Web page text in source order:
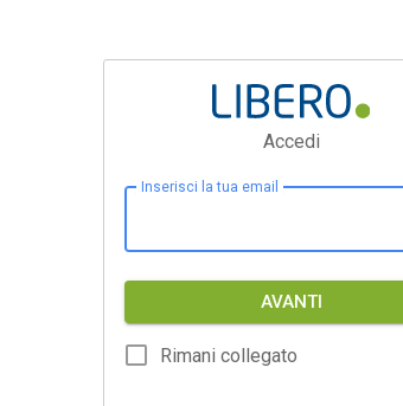
Accedi
Inserisci la tua email
AVANTI
Rimani collegato